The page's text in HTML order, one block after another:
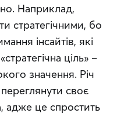
Наприклад,
стратегічними, бо
інсайтів, які
ціль» –
значення. Річ
своє
адже це спростить